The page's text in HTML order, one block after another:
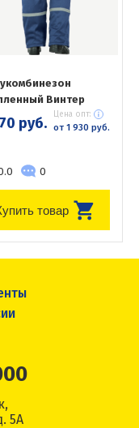
Винтер
руб. Цена опт:
от 1 930 руб.
0
товар
5А